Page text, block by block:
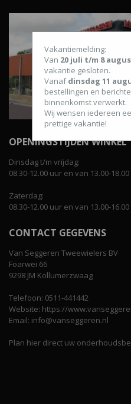
OPENINGSTIJDEN WINKEL
Dinsdag t/m vrijdag:
08.30-12.00 uur en van 13.00-
Zaterdag:
08.30-12.00 uur en van 13.00-
CONTACT GEGEVENS
Van Seggeren Tweewielers BV
Foarwei 66
9298 JM Kollumerzwaag
Telefoon: 0511-441442
Website: https://
Email: info@vanseggeren.nl
Plan hier direct uw
Vakantiemelding:
Van 20 juli t/m 8
vakantie gesloten.
Vanafdinsdag 11
bestellingen en
binnenkomst verwerkt.
Wij wensen iedereen
prettige vakantie!